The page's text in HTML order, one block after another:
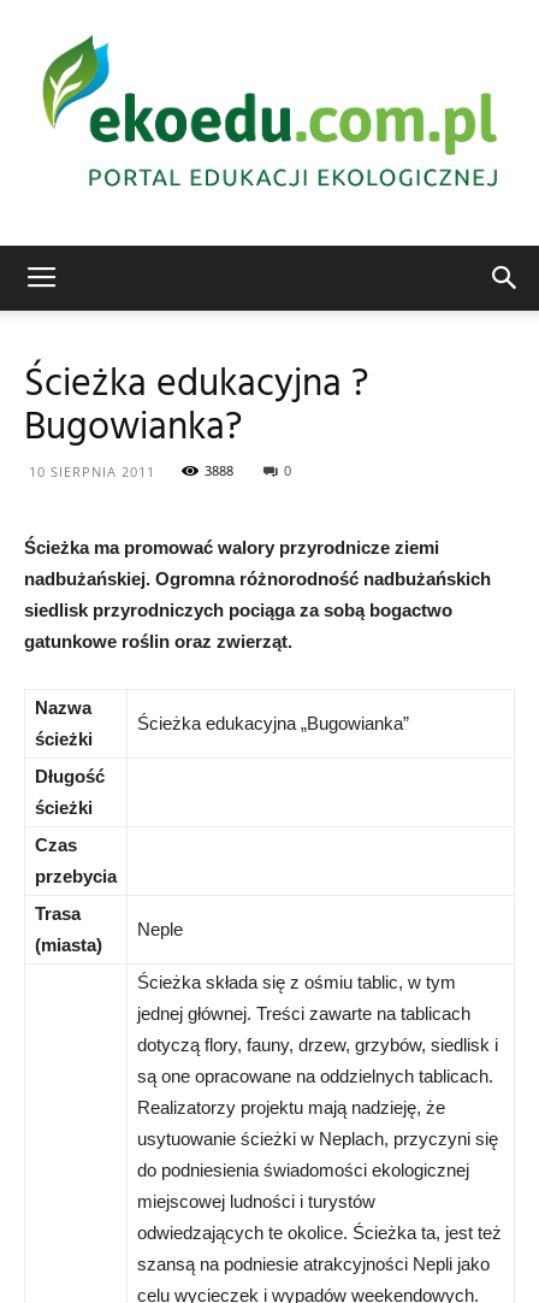
ekologiczna
Ścieżka edukacyjna ?
Bugowianka?
10 SIERPNIA 2011 3888 0
Ścieżka ma promować walory przyrodnicze ziemi
nadbużańskiej. Ogromna różnorodność nadbużańskich
siedlisk przyrodniczych pociąga za sobą bogactwo
gatunkowe roślin oraz zwierząt.
Nazwa
ścieżki
Ścieżka edukacyjna „Bugowianka”
Długość
ścieżki
Czas
przebycia
Trasa
(miasta)
Neple
Ścieżka składa się z ośmiu tablic, w tym
jednej głównej. Treści zawarte na tablicach
dotyczą flory, fauny, drzew, grzybów, siedlisk i
są one opracowane na oddzielnych tablicach.
Realizatorzy projektu mają nadzieję, że
usytuowanie ścieżki w Neplach, przyczyni się
do podniesienia świadomości ekologicznej
miejscowej ludności i turystów
odwiedzających te okolice. Ścieżka ta, jest też
szansą na podniesie atrakcyjności Nepli jako
celu wycieczek i wypadów weekendowych.